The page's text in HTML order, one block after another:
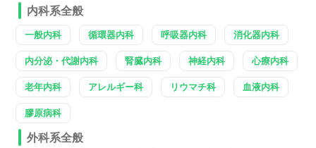
内科系全般
一般内科 循環器内科 呼吸器内科 消化器内科
内分泌・代謝内科 腎臓内科 神経内科 心療内科
老年内科 アレルギー科 リウマチ科 血液内科
膠原病科
外科系全般